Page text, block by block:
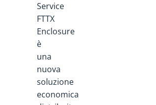
Service
FTTX
Enclosure
è
una
nuova
soluzione
economica